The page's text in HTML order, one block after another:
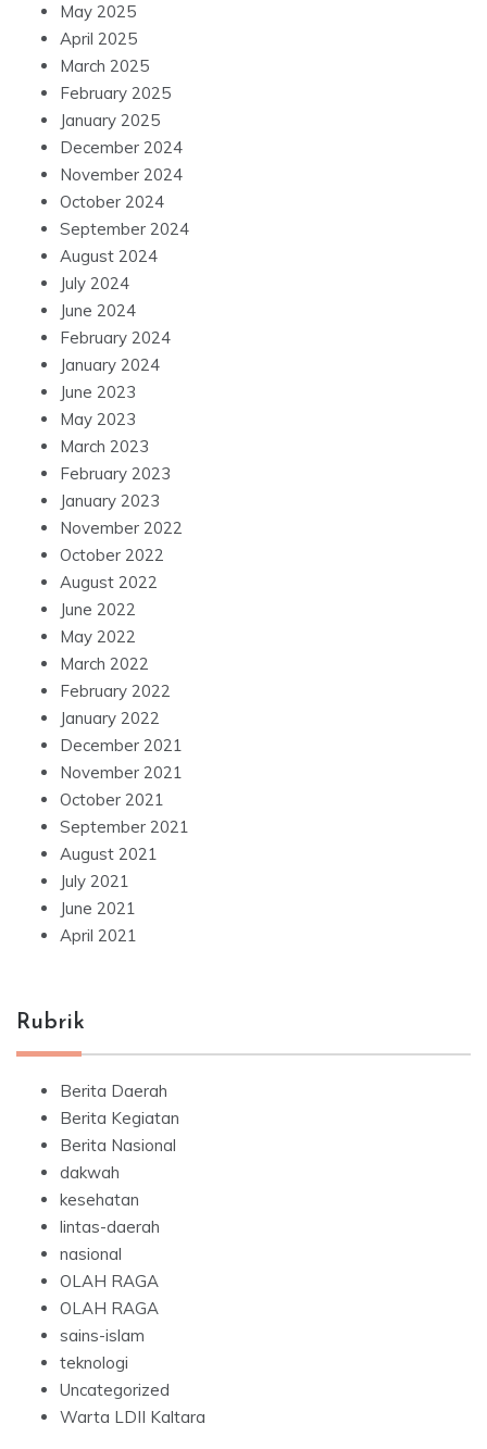
May 2025
April 2025
March 2025
February 2025
January 2025
December 2024
November 2024
October 2024
September 2024
August 2024
July 2024
June 2024
February 2024
January 2024
June 2023
May 2023
March 2023
February 2023
January 2023
November 2022
October 2022
August 2022
June 2022
May 2022
March 2022
February 2022
January 2022
December 2021
November 2021
October 2021
September 2021
August 2021
July 2021
June 2021
April 2021
Rubrik
Berita Daerah
Berita Kegiatan
Berita Nasional
dakwah
kesehatan
lintas-daerah
nasional
OLAH RAGA
OLAH RAGA
sains-islam
teknologi
Uncategorized
Warta LDII Kaltara